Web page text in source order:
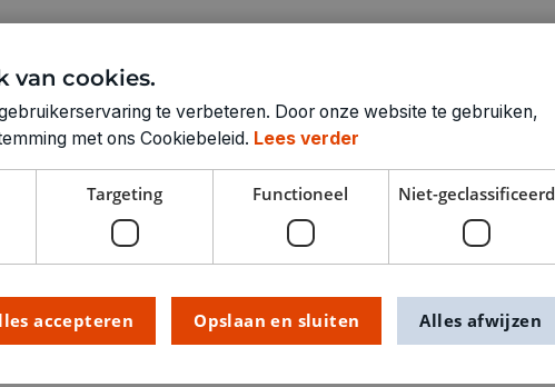
Technische specificaties
KLEUR:
van cookies.
te verbeteren. Door onze website te gebruiken,
met ons Cookiebeleid. Lees verder
Targeting Functioneel Niet-geclassificeerd
Opslaan en sluiten
accepteren Alles afwijzen